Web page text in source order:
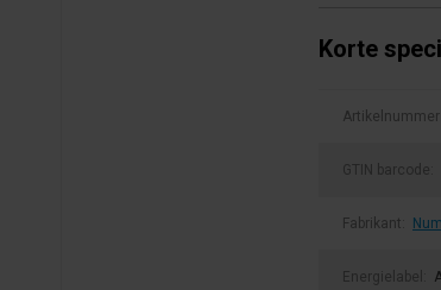
Korte
GTIN barcode:
Fabrikant:
Energielabel: